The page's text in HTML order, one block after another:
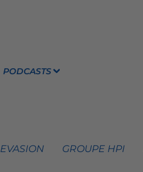
PODCASTS
GROUPE HPI